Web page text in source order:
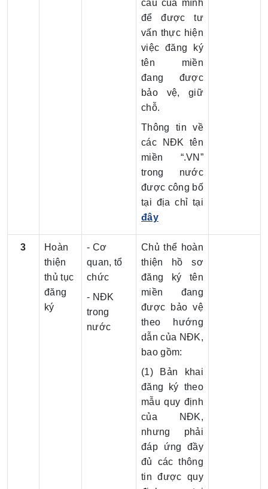
cầu của mình
để được tư
vấn thực hiện
việc đăng ký
tên miền
đang được
bảo vệ, giữ
chỗ.
Thông tin về
các NĐK tên
miền “.VN”
trong nước
được công bố
tại địa chỉ tại
đây
3
Hoàn
thiện
thủ tục
đăng
ký
- Cơ
quan, tổ
chức
- NĐK
trong
nước
Chủ thể hoàn
thiện hồ sơ
đăng ký tên
miền đang
được bảo vệ
theo hướng
dẫn của NĐK,
bao gồm:
(1) Bản khai
đăng ký theo
mẫu quy định
của NĐK,
nhưng phải
đáp ứng đầy
đủ các thông
tin được quy